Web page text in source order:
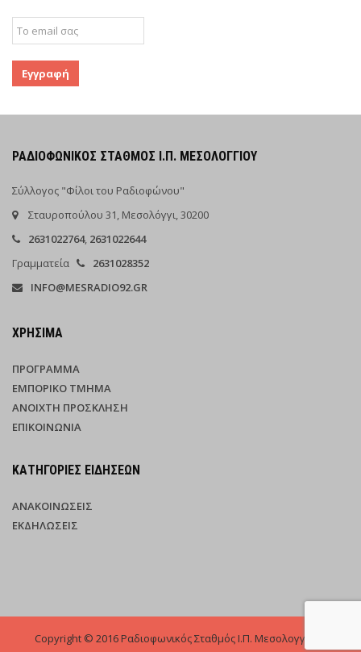
ΡΑΔΙΟΦΩΝΙΚΌΣ ΣΤΑΘΜΌΣ Ι.Π. ΜΕΣΟΛΟΓΓΊΟΥ
Σύλλογος "Φίλοι του Ραδιοφώνου"
Σταυροπούλου 31, Μεσολόγγι, 30200
2631022764, 2631022644
Γραμματεία
2631028352
INFO@MESRADIO92.GR
ΧΡΉΣΙΜΑ
ΠΡΌΓΡΑΜΜΑ
ΕΜΠΟΡΙΚΌ ΤΜΉΜΑ
ΑΝΟΙΧΤΉ ΠΡΌΣΚΛΗΣΗ
ΕΠΙΚΟΙΝΩΝΊΑ
ΚΑΤΗΓΟΡΊΕΣ ΕΙΔΉΣΕΩΝ
ΑΝΑΚΟΙΝΏΣΕΙΣ
ΕΚΔΗΛΏΣΕΙΣ
Copyright © 2016 Ραδιοφωνικός Σταθμός Ι.Π. Μεσολογγίου -